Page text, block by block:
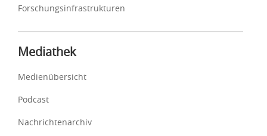
Forschungsinfrastrukturen
Mediathek
Medienübersicht
Podcast
Nachrichtenarchiv